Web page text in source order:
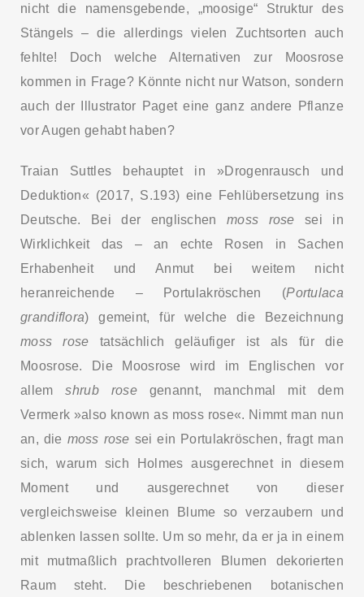
nicht die namensgebende, „moosige“ Struktur des
Stängels – die allerdings vielen Zuchtsorten auch
fehlte! Doch welche Alternativen zur Moosrose
kommen in Frage? Könnte nicht nur Watson, sondern
auch der Illustrator Paget eine ganz andere Pflanze
vor Augen gehabt haben?
Traian Suttles behauptet in »Drogenrausch und
Deduktion« (2017, S.193) eine Fehlübersetzung ins
Deutsche. Bei der englischen moss rose sei in
Wirklichkeit das – an echte Rosen in Sachen
Erhabenheit und Anmut bei weitem nicht
heranreichende – Portulakröschen (Portulaca
grandiflora) gemeint, für welche die Bezeichnung
moss rose tatsächlich geläufiger ist als für die
Moosrose. Die Moosrose wird im Englischen vor
allemshrub rosegenannt, manchmal mit dem
Vermerk »also known as moss rose«. Nimmt man nun
an, die moss rose sei ein Portulakröschen, fragt man
sich, warum sich Holmes ausgerechnet in diesem
Moment und ausgerechnet von dieser
vergleichsweise kleinen Blume so verzaubern und
ablenken lassen sollte. Um so mehr, da er ja in einem
mit mutmaßlich prachtvolleren Blumen dekorierten
Raum steht. Die beschriebenen botanischen